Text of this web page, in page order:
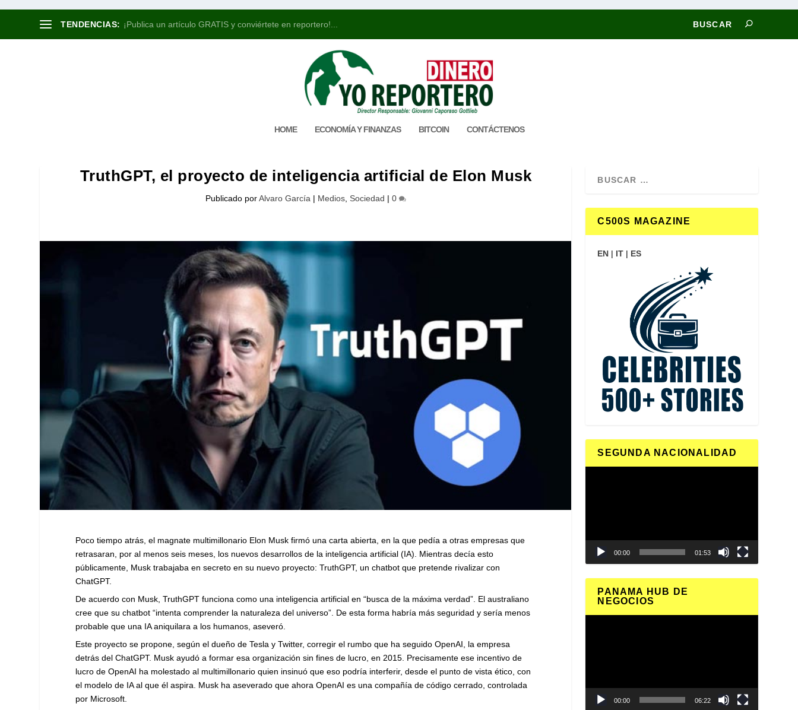
TENDENCIAS: ¡Publica un artículo GRATIS y conviértete en reportero!...
HOME ECONOMÍA Y FINANZAS BITCOIN CONTÁCTENOS
TruthGPT, el proyecto de inteligencia artificial de Elon Musk
Publicado porAlvaro García | Medios, Sociedad | 0
Poco tiempo atrás, el magnate multimillonario Elon Musk firmó una carta abierta, en la que pedía a otras empresas que
retrasaran, por al menos seis meses, los nuevos desarrollos de la inteligencia artificial (IA). Mientras decía esto
públicamente, Musk trabajaba en secreto en su nuevo proyecto: TruthGPT, un chatbot que pretende rivalizar con
ChatGPT.
De acuerdo con Musk, TruthGPT funciona como una inteligencia artificial en “busca de la máxima verdad”. El australiano
cree que su chatbot “intenta comprender la naturaleza del universo”. De esta forma habría más seguridad y sería menos
probable que una IA aniquilara a los humanos, aseveró.
Este proyecto se propone, según el dueño de Tesla y Twitter, corregir el rumbo que ha seguido OpenAI, la empresa
detrás del ChatGPT. Musk ayudó a formar esa organización sin fines de lucro, en 2015. Precisamente ese incentivo de
lucro de OpenAI ha molestado al multimillonario quien insinuó que eso podría interferir, desde el punto de vista ético, con
el modelo de IA al que él aspira. Musk ha aseverado que ahora OpenAI es una compañía de código cerrado, controlada
por Microsoft.
C500S MAGAZINE
EN | IT | ES
SEGUNDA NACIONALIDAD
00:00 01:53
PANAMA HUB DE
NEGOCIOS
00:00 06:22